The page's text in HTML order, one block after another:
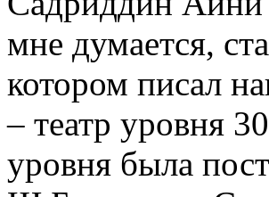
мне думается,
котором писал
– театр уровня
уровня была